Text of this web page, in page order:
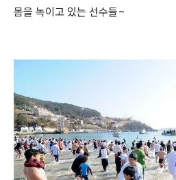
몸을 녹이고 있는 선수들~